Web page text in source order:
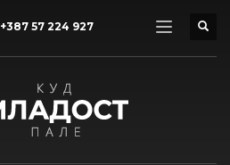
+387 57 224 927